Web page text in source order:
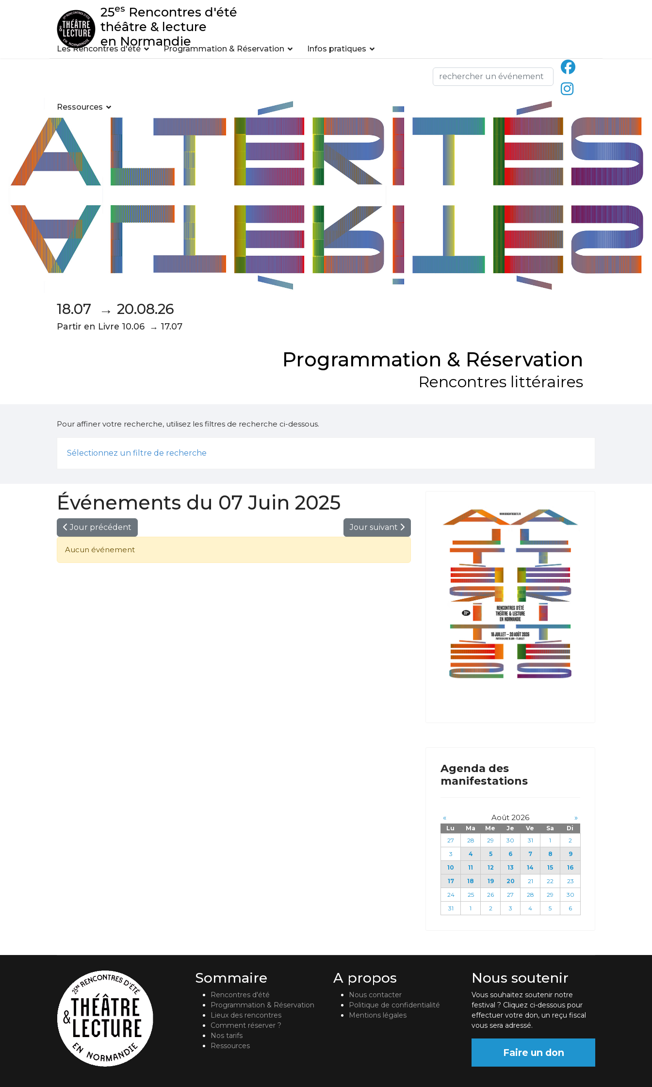
25es Rencontres d'été
théâtre & lecture
en Normandie
Les Rencontres d'été Programmation & Réservation Infos pratiques
Ressources
18.07 → 20.08.26
Partir en Livre 10.06 → 17.07
Programmation & Réservation
Rencontres littéraires
Pour affiner votre recherche, utilisez les filtres de recherche ci-dessous.
Sélectionnez un filtre de recherche
Événements du 07 Juin 2025
Jour précédent Jour suivant
Aucun événement
Agenda des
manifestations
« Août 2026 »
Lu Ma Me Je Ve Sa
Di
27
28 29 30 31 1
2
3
4 5 6 7 8
9
10
11 12 13 14 15
16
17
18 19 20 21 22
23
24
25 26 27 28 29
30
31
1 2 3 4 5 6
Sommaire
Rencontres d'été
Programmation & Réservation
Lieux des rencontres
Comment réserver ?
Nos tarifs
Ressources
A propos
Nous contacter
Politique de confidentialité
Mentions légales
Nous soutenir
Vous souhaitez soutenir notre
festival ? Cliquez ci-dessous pour
effectuer votre don, un reçu fiscal
vous sera adressé.
Faire un don